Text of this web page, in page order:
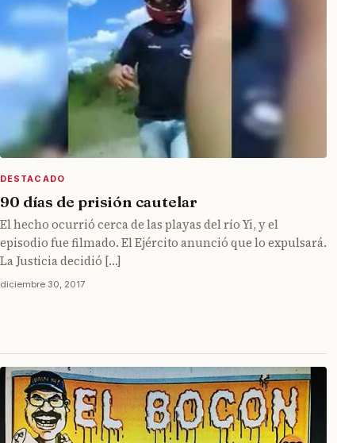
DESTACADO
90 días de prisión cautelar
El hecho ocurrió cerca de las playas del río Yi, y el
episodio fue filmado. El Ejército anunció que lo expulsará.
La Justicia decidió […]
diciembre 30, 2017